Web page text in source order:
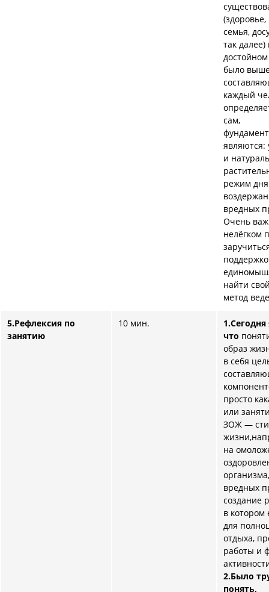
семья,
так далее)
было
каждый
сам,
являются:
и
режим
вредных
Очень
нелёгком
найти
метод
5.Рефлексия по
занятию
10 мин.
1.Сегодня
что
образ
в себя
просто
или
ЗОЖ —
на
вредных
создание
в котором
для
отдыха,
работы и
2.Было
понять,